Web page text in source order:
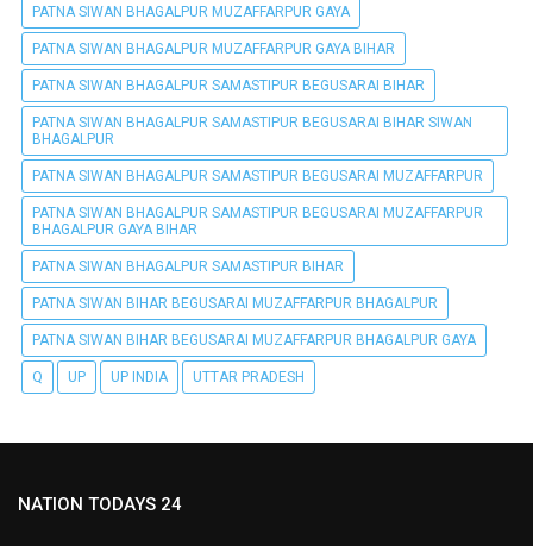
PATNA SIWAN BHAGALPUR MUZAFFARPUR GAYA
PATNA SIWAN BHAGALPUR MUZAFFARPUR GAYA BIHAR
PATNA SIWAN BHAGALPUR SAMASTIPUR BEGUSARAI BIHAR
PATNA SIWAN BHAGALPUR SAMASTIPUR BEGUSARAI BIHAR SIWAN
BHAGALPUR
PATNA SIWAN BHAGALPUR SAMASTIPUR BEGUSARAI MUZAFFARPUR
PATNA SIWAN BHAGALPUR SAMASTIPUR BEGUSARAI MUZAFFARPUR
BHAGALPUR GAYA BIHAR
PATNA SIWAN BHAGALPUR SAMASTIPUR BIHAR
PATNA SIWAN BIHAR BEGUSARAI MUZAFFARPUR BHAGALPUR
PATNA SIWAN BIHAR BEGUSARAI MUZAFFARPUR BHAGALPUR GAYA
Q UP UP INDIA UTTAR PRADESH
NATION TODAYS 24